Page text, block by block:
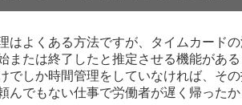
はよくある方法ですが、タイムカード
または終了したと推定させる機能がある
でしか時間管理をしていなければ、そ
んでもない仕事で労働者が遅く帰った